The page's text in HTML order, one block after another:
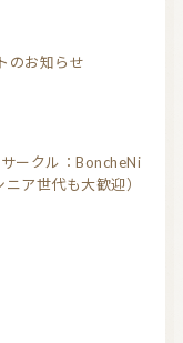
のお知らせ
ア世代も大歓迎）